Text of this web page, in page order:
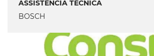
ASSISTÊNCIA TÉCNICA
BOSCH